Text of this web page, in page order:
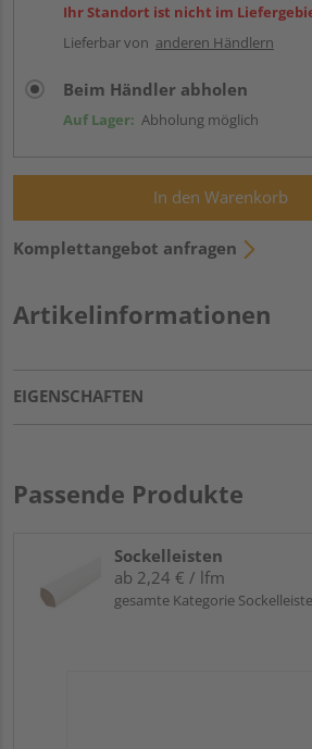
Ihr Standort ist nicht im
Lieferbar von anderen Händlern
Beim Händler abholen
Auf Lager: Abholung möglich
In den Warenkorb
Komplettangebot anfragen
Artikelinformationen
EIGENSCHAFTEN
Passende Produkte
Sockelleisten
ab 2,24 € / lfm
gesamte Kategorie